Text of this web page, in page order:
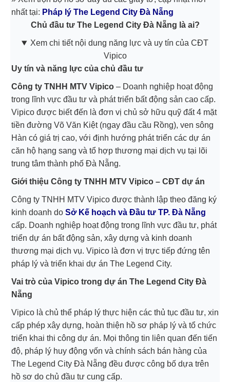
nhất tại: Pháp lý The Legend City Đà Nẵng
Chủ đầu tư The Legend City Đà Nẵng là ai?
Xem chi tiết nội dung năng lực và uy tín của CĐT
Vipico
Uy tín và năng lực của chủ đầu tư
Công ty TNHH MTV Vipico – Doanh nghiệp hoạt động
trong lĩnh vực đầu tư và phát triển bất động sản cao cấp.
Vipico được biết đến là đơn vị chủ sở hữu quỹ đất 4 mặt
tiền đường Võ Văn Kiệt (ngay đầu cầu Rồng), ven sông
Hàn có giá trị cao, với định hướng phát triển các dự án
căn hộ hạng sang và tổ hợp thương mại dịch vụ tại lõi
trung tâm thành phố Đà Nẵng.
Giới thiệu Công ty TNHH MTV Vipico – CĐT dự án
Công ty TNHH MTV Vipico được thành lập theo đăng ký
kinh doanh do Sở Kế hoạch và Đầu tư TP. Đà Nẵng
cấp. Doanh nghiệp hoạt động trong lĩnh vực đầu tư, phát
triển dự án bất động sản, xây dựng và kinh doanh
thương mại dịch vụ. Vipico là đơn vị trực tiếp đứng tên
pháp lý và triển khai dự án The Legend City.
Vai trò của Vipico trong dự án The Legend City Đà
Nẵng
Vipico là chủ thể pháp lý thực hiện các thủ tục đầu tư, xin
cấp phép xây dựng, hoàn thiện hồ sơ pháp lý và tổ chức
triển khai thi công dự án. Mọi thông tin liên quan đến tiến
độ, pháp lý huy động vốn và chính sách bán hàng của
The Legend City Đà Nẵng đều được công bố dựa trên
hồ sơ do chủ đầu tư cung cấp.